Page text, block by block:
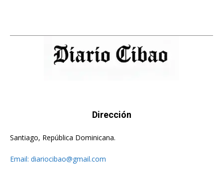
Dirección
Santiago, República Dominicana.
Email: diariocibao@gmail.com